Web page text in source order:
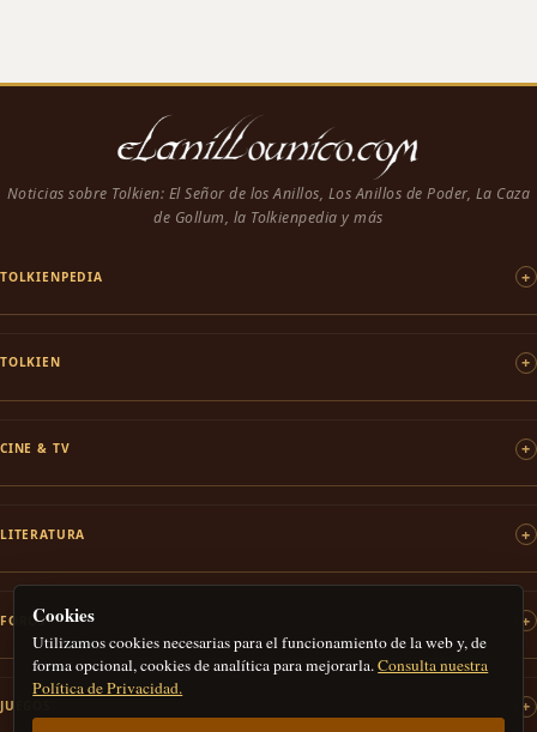
Noticias sobre Tolkien: El Señor de los Anillos, Los Anillos de Poder, La Caza
de Gollum, la Tolkienpedia y más
TOLKIENPEDIA
TOLKIEN
CINE & TV
LITERATURA
FOROS
JUEGOS
Cookies
Utilizamos cookies necesarias para el funcionamiento de la web y, de
forma opcional, cookies de analítica para mejorarla.Consulta nuestra
Política de Privacidad.